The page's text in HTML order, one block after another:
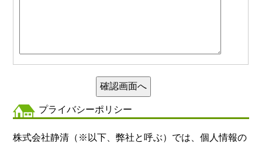
プライバシーポリシー
株式会社静清（※以下、弊社と呼ぶ）では、個人情報の